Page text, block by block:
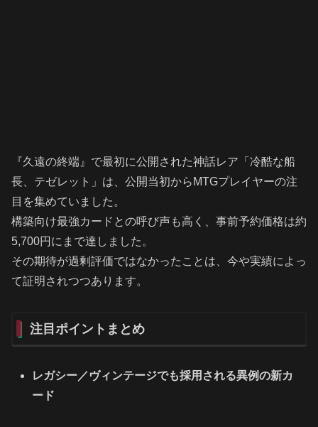
『久遠の終端』で最初に公開された神話レア「冷酷な船
長、テゼレット」は、公開当初からMTGプレイヤーの注
目を集めていました。
構築向け最強カードとの呼び声も高く、事前予約価格は約
5,700円にまで達しました。
その期待が過剰評価ではなかったことは、今や実績によっ
て証明されつつあります。
注目ポイントまとめ
レガシー／ヴィンテージでも採用される異例の新カ
ード